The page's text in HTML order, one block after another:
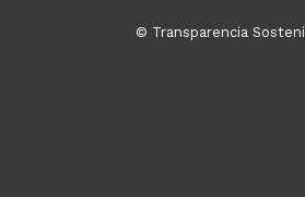
© Transparencia